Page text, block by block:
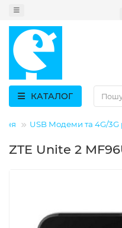
КАТАЛОГ
USB Модеми та 4G/3G
ZTE Unite 2